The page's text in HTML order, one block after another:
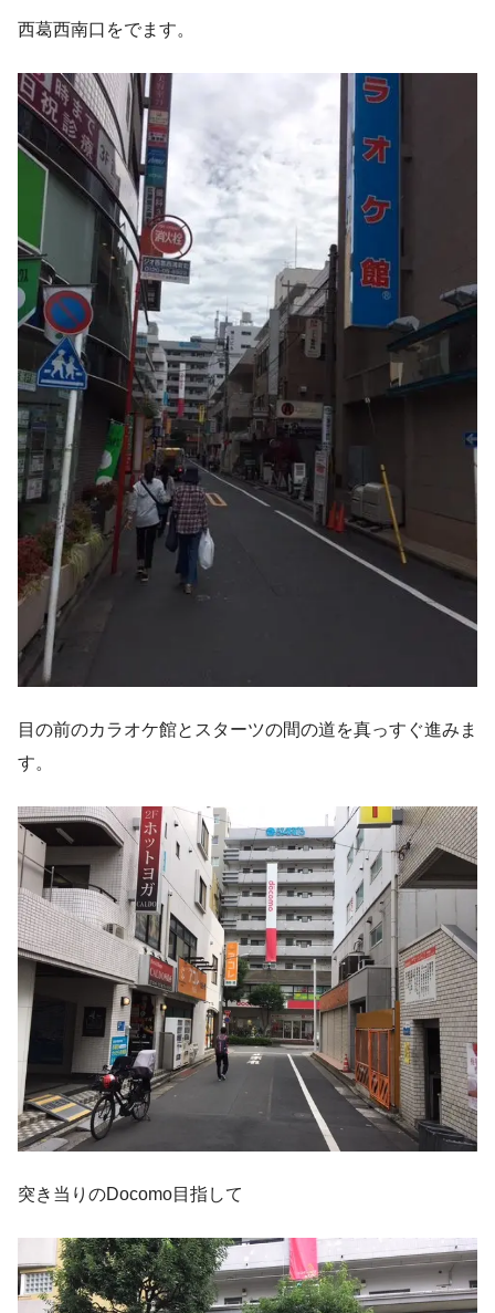
西葛西南口をでます。
目の前のカラオケ館とスターツの間の道を真っすぐ進みま
す。
突き当りのDocomo目指して